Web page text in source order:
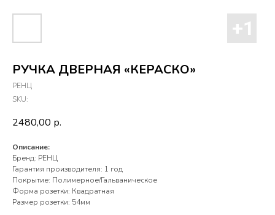
РУЧКА ДВЕРНАЯ «КЕРАСКО»
РЕНЦ
SKU:
2480,00 р.
Описание:
Бренд: РЕНЦ
Гарантия производителя: 1 год
Покрытие: Полимерное/Гальваническое
Форма розетки: Квадратная
Размер розетки: 54мм